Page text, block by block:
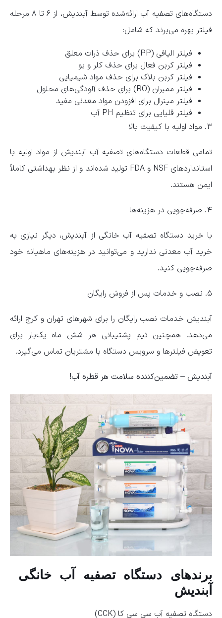
دستگاه‌های تصفیه آب ارائه‌شده توسط آبندیش، از ۶ تا ۸ مرحله
فیلتر بهره می‌برند که شامل:
فیلتر الیافی (PP) برای حذف ذرات معلق
فیلتر کربن فعال برای حذف کلر و بو
فیلتر کربن بلاک برای حذف مواد شیمیایی
فیلتر ممبران (RO) برای حذف آلودگی‌های محلول
فیلتر مینرال برای افزودن مواد معدنی مفید
فیلتر قلیایی برای تنظیم PH آب
۳. مواد اولیه با کیفیت بالا
تمامی قطعات دستگاه‌های تصفیه آب آبندیش از مواد اولیه با
استانداردهای NSF و FDA تولید شده‌اند و از نظر بهداشتی کاملاً
ایمن هستند.
۴. صرفه‌جویی در هزینه‌ها
با خرید دستگاه تصفیه آب خانگی از آبندیش، دیگر نیازی به
خرید آب معدنی ندارید و می‌توانید در هزینه‌های ماهیانه خود
صرفه‌جویی کنید.
۵. نصب و خدمات پس از فروش رایگان
آبندیش خدمات نصب رایگان را برای شهرهای تهران و کرج ارائه
می‌دهد. همچنین تیم پشتیبانی هر شش ماه یک‌بار برای
تعویض فیلترها و سرویس دستگاه با مشتریان تماس می‌گیرد.
آبندیش – تضمین‌کننده سلامت هر قطره آب!
برندهای دستگاه تصفیه آب خانگی
آبندیش
دستگاه تصفیه آب سی سی کا (CCK)